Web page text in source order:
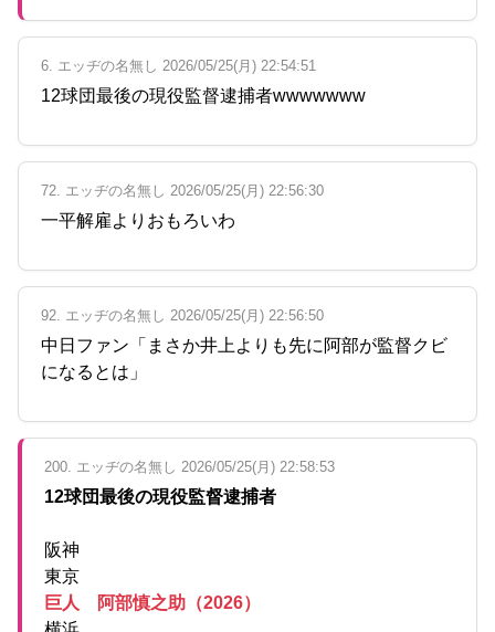
6. エッヂの名無し 2026/05/25(月) 22:54:51
12球団最後の現役監督逮捕者wwwwwww
72. エッヂの名無し 2026/05/25(月) 22:56:30
一平解雇よりおもろいわ
92. エッヂの名無し 2026/05/25(月) 22:56:50
中日ファン「まさか井上よりも先に阿部が監督クビ
になるとは」
200. エッヂの名無し 2026/05/25(月) 22:58:53
12球団最後の現役監督逮捕者
阪神
東京
巨人 阿部慎之助（2026）